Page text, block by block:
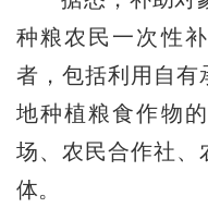
种粮农民一次性
者，包括利用自有
地种植粮食作物
场、农民合作社、
体。